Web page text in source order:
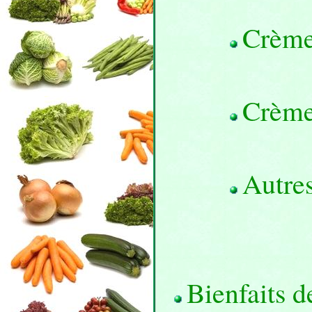
Bienfaits